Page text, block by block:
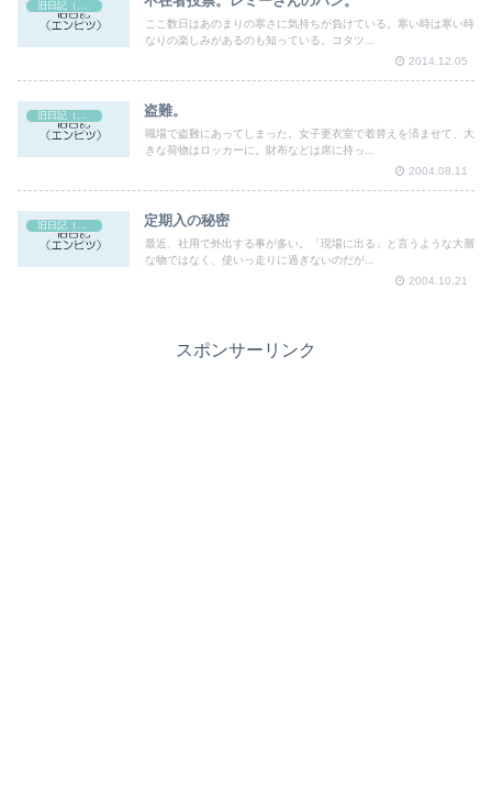
旧日記（エンピツ）
ここ数日はあのまりの寒さに気持ちが負けている。寒い時は寒い時
なりの楽しみがあるのも知っている。コタツ...
2014.12.05
旧日記（エンピツ） 盗難。
職場で盗難にあってしまった。女子更衣室で着替えを済ませて、大
きな荷物はロッカーに。財布などは席に持っ...
2004.08.11
定期入の秘密
最近、社用で外出する事が多い。「現場に出る」と言うような大層
な物ではなく、使いっ走りに過ぎないのだが...
2004.10.21
スポンサーリンク